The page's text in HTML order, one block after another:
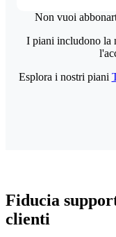
Non vuoi
I piani includono la
Esplora i nostri piani
Fiducia
clienti